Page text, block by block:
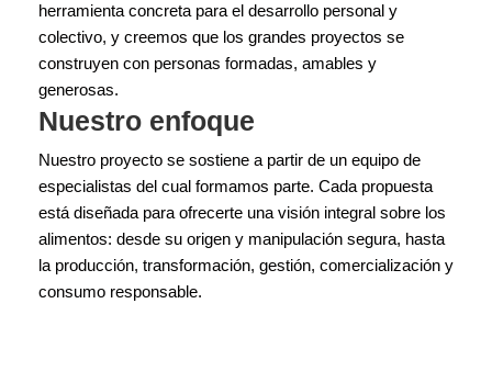
herramienta concreta para el desarrollo personal y
colectivo, y creemos que los grandes proyectos se
construyen con personas formadas, amables y
generosas.
Nuestro enfoque
Nuestro proyecto se sostiene a partir de un equipo de
especialistas del cual formamos parte. Cada propuesta
está diseñada para ofrecerte una visión integral sobre los
alimentos: desde su origen y manipulación segura, hasta
la producción, transformación, gestión, comercialización y
consumo responsable.